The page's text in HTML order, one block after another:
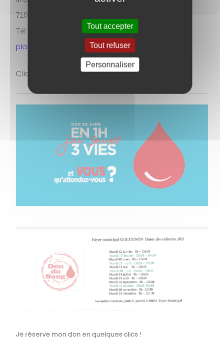
71018 MACON Cedex
Tél : 03 85 21 62 10 _ Fax : 03 85 21 60 05
plateforme.aidants@rdasmacon.net
Cliquez le lien : https://reseau-aidants71.fr
Je réserve mon don en quelques clics !
Tout accepter
Tout refuser
Personnaliser